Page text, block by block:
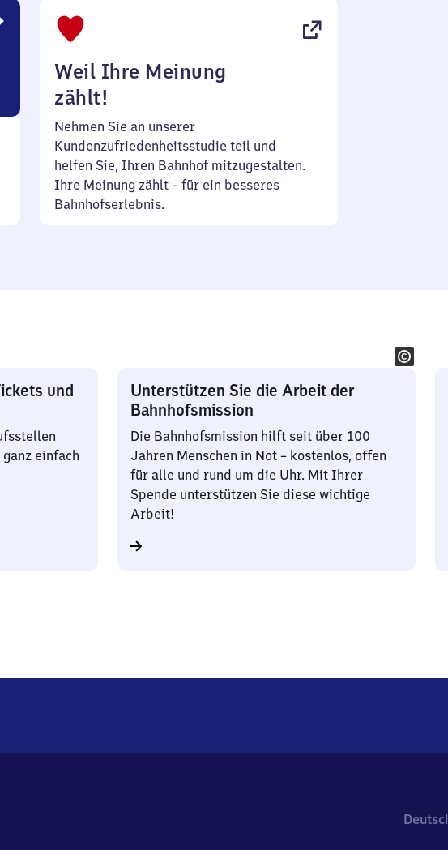
Weil Ihre Meinung
zählt!
Nehmen Sie an unserer
Kundenzufriedenheitsstudie teil und
helfen Sie, Ihren Bahnhof mitzugestalten.
Ihre Meinung zählt – für ein besseres
Bahnhofserlebnis.
und
einfach
Unterstützen Sie die Arbeit der
Bahnhofsmission
Die Bahnhofsmission hilft seit über 100
Jahren Menschen in Not – kostenlos, offen
für alle und rund um die Uhr. Mit Ihrer
Spende unterstützen Sie diese wichtige
Arbeit!